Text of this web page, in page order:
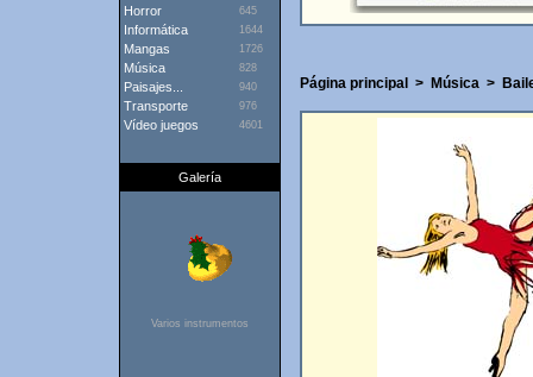
Horror 645
Informática 1644
Mangas 1726
Música 828
Paisajes... 940
Transporte 976
Vídeo juegos 4601
Galería
Varios instrumentos
Página principal > Música >